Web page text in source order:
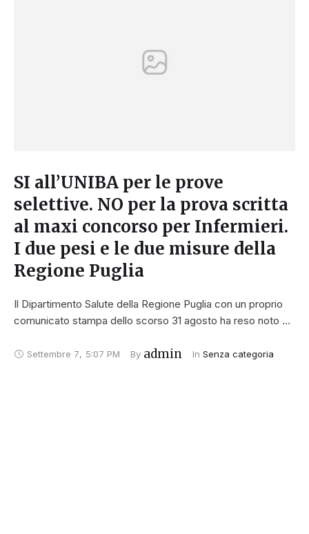
SI all’UNIBA per le prove
selettive. NO per la prova scritta
al maxi concorso per Infermieri.
I due pesi e le due misure della
Regione Puglia
Il Dipartimento Salute della Regione Puglia con un proprio
comunicato stampa dello scorso 31 agosto ha reso noto …
Settembre 7, 5:07 PM By admin In Senza categoria